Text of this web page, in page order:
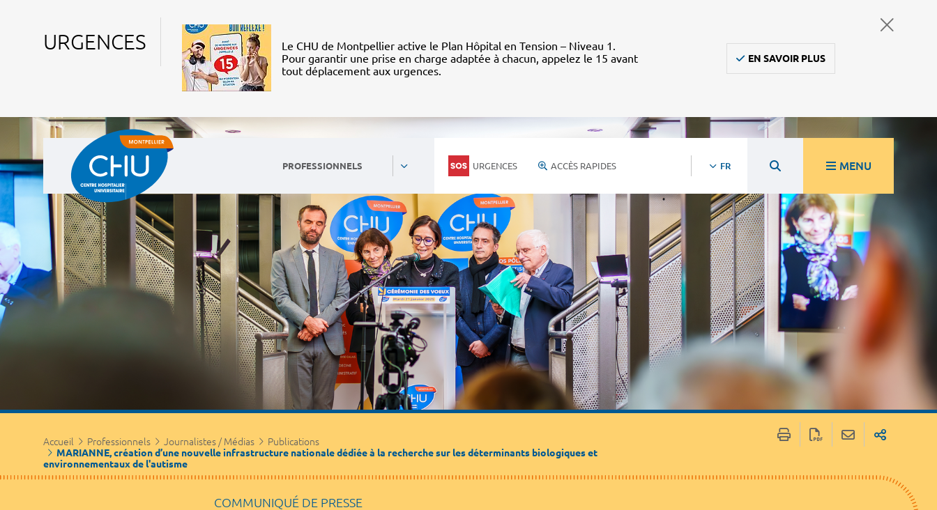
URGENCES
Le CHU de Montpellier active le Plan Hôpital en Tension – Niveau 1.
Pour garantir une prise en charge adaptée à chacun, appelez le 15 avant
tout déplacement aux urgences.
EN SAVOIR PLUS
PROFESSIONNELS URGENCES ACCÈS RAPIDES FR MENU
Personnels du CHU Nous rejoindre Ambulanciers, taxis, vsl
Médecine de ville Journalistes / Médias Marchés publics
Partenaires / Associations
Accueil Professionnels Journalistes / Médias
Publications
MARIANNE, création d’une nouvelle infrastructure nationale dédiée à la recherche sur les déterminants biologiques et
environnementaux de l'autisme
COMMUNIQUÉ DE PRESSE